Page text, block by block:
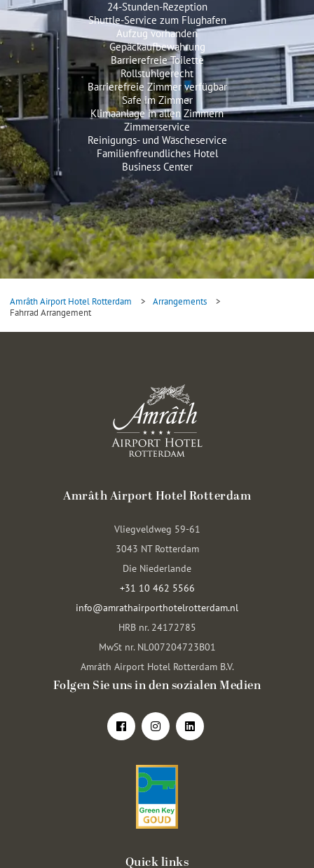
24-Stunden-Rezeption
Shuttle-Service zum Flughafen
Aufzug vorhanden
Gepäckaufbewahrung
Barrierefreie Toilette
Rollstuhlgerecht
Barrierefreie Zimmer verfügbar
Safe im Zimmer
Klimaanlage in allen Zimmern
Zimmerservice
Reinigungs- und Wäscheservice
Familienfreundliches Hotel
Business Center
Amrâth Airport Hotel Rotterdam > Arrangements
>
Fahrrad Arrangement
Amrâth Airport Hotel Rotterdam
Vliegveldweg 59-61
3043 NT Rotterdam
Die Niederlande
+31 10 462 5566
info@amrathairporthotelrotterdam.nl
HRB nr. 24172785
MwSt nr. NL007204723B01
Amrâth Airport Hotel Rotterdam B.V.
Folgen Sie uns in den sozialen Medien
Quick links